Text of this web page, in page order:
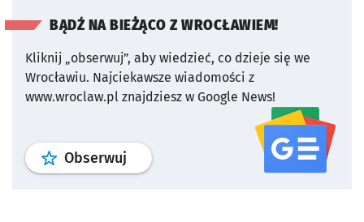
BĄDŹ NA BIEŻĄCO Z WROCŁAWIEM!
Kliknij „obserwuj”, aby wiedzieć, co dzieje się we
Wrocławiu. Najciekawsze wiadomości z
www.wroclaw.pl znajdziesz w Google News!
Obserwuj profil serwisu